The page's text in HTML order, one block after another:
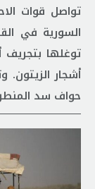
تواصل قوات
السورية في
توغلها بتجريف
أشجار الزيتون.
حواف سد